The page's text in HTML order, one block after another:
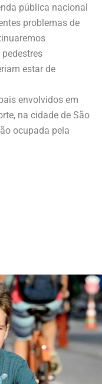
pública nacional
problemas de
estar de
envolvidos em
na cidade de São
ocupada pela